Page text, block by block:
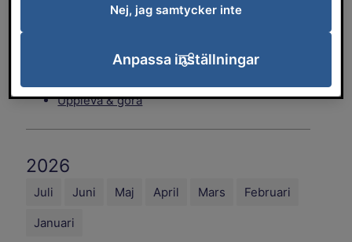
Platsutveckling & planering
Trafik & gator
Uppleva & göra
2026
Juli Juni Maj April Mars Februari
Januari
Nej, jag samtycker inte
Anpassa inställningar